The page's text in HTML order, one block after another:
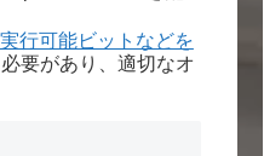
行可能ビットなどを
要があり、適切なオ